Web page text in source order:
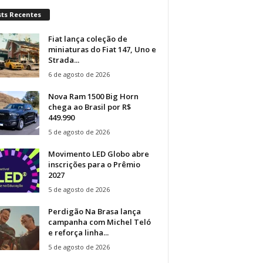
Recentes
Fiat lança coleção de
miniaturas do Fiat 147, Uno e
Strada...
6 de agosto de 2026
Nova Ram 1500 Big Horn
chega ao Brasil por R$
449.990
5 de agosto de 2026
Movimento LED Globo abre
inscrições para o Prêmio
2027
5 de agosto de 2026
Perdigão Na Brasa lança
campanha com Michel Teló
e reforça linha...
5 de agosto de 2026